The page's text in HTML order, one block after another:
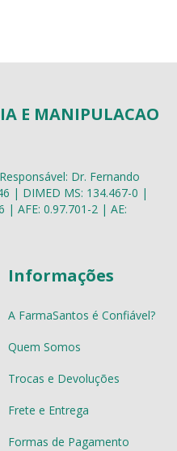
E MANIPULACAO
Dr. Fernando
| DIMED MS: 134.467-0 |
| AFE: 0.97.701-2 | AE:
Informações
A FarmaSantos é Confiável?
Quem Somos
Trocas e Devoluções
Frete e Entrega
Formas de Pagamento